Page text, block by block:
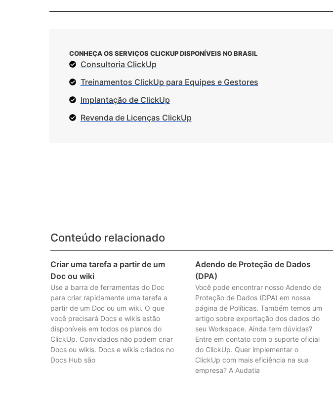
CONHEÇA OS SERVIÇOS CLICKUP DISPONÍVEIS NO BRASIL
Consultoria ClickUp
Treinamentos ClickUp para Equipes e Gestores
Implantação de ClickUp
Revenda de Licenças ClickUp
Conteúdo relacionado
Criar uma tarefa a partir de um
Doc ou wiki
Use a barra de ferramentas do Doc
para criar rapidamente uma tarefa a
partir de um Doc ou um wiki. O que
você precisará Docs e wikis estão
disponíveis em todos os planos do
ClickUp. Convidados não podem criar
Docs ou wikis. Docs e wikis criados no
Docs Hub são
Adendo de Proteção de Dados
(DPA)
Você pode encontrar nosso Adendo de
Proteção de Dados (DPA) em nossa
página de Políticas. Também temos um
artigo sobre exportação dos dados do
seu Workspace. Ainda tem dúvidas?
Entre em contato com o suporte oficial
do ClickUp. Quer implementar o
ClickUp com mais eficiência na sua
empresa? A Audatia